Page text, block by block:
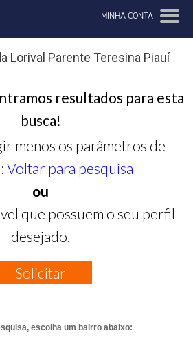
MINHA CONTA
Lorival Parente Teresina Piauí
resultados para esta
busca!
menos os parâmetros de
Voltar para pesquisa
ou
que possuem o seu perfil
desejado.
Solicitar
escolha um bairro abaixo: